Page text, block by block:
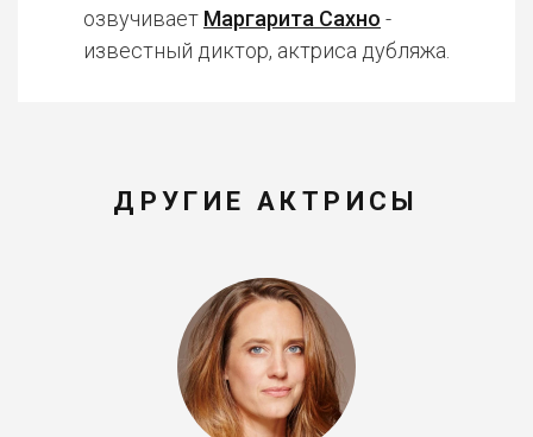
озвучивает Маргарита Сахно -
известный диктор, актриса дубляжа.
ДРУГИЕ АКТРИСЫ